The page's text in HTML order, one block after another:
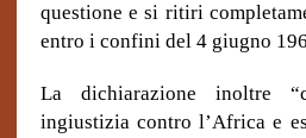
questione e si ritiri
entro i confini del 4 giugno
La dichiarazione inoltre
ingiustizia contro l’Africa e